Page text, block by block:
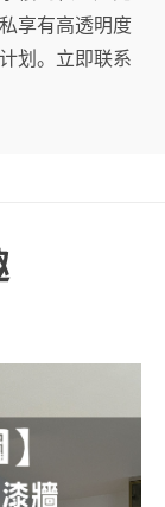
享有高透明度
划。立即联系